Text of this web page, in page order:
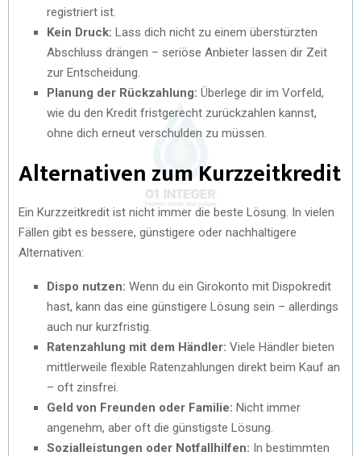
registriert ist.
Kein Druck: Lass dich nicht zu einem überstürzten
Abschluss drängen – seriöse Anbieter lassen dir Zeit
zur Entscheidung.
Planung der Rückzahlung: Überlege dir im Vorfeld,
wie du den Kredit fristgerecht zurückzahlen kannst,
ohne dich erneut verschulden zu müssen.
Alternativen zum Kurzzeitkredit
Ein Kurzzeitkredit ist nicht immer die beste Lösung. In vielen
Fällen gibt es bessere, günstigere oder nachhaltigere
Alternativen:
Dispo nutzen: Wenn du ein Girokonto mit Dispokredit
hast, kann das eine günstigere Lösung sein – allerdings
auch nur kurzfristig.
Ratenzahlung mit dem Händler: Viele Händler bieten
mittlerweile flexible Ratenzahlungen direkt beim Kauf an
– oft zinsfrei.
Geld von Freunden oder Familie: Nicht immer
angenehm, aber oft die günstigste Lösung.
Sozialleistungen oder Notfallhilfen: In bestimmten